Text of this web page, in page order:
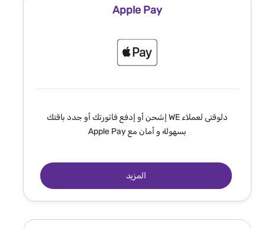
Apple Pay
دلوقتى لعملاء WE إشحن أو إدفع فاتورتك أو جدد باقتك
بسهولة و أمان مع Apple Pay
المزيد